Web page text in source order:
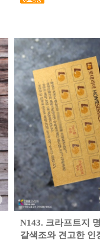
N143. 크라프트지
갈색조와 견고한 인